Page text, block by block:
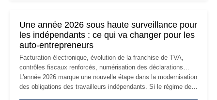
Une année 2026 sous haute surveillance pour
les indépendants : ce qui va changer pour les
auto-entrepreneurs
Facturation électronique, évolution de la franchise de TVA,
contrôles fiscaux renforcés, numérisation des déclarations…
L'année 2026 marque une nouvelle étape dans la modernisation
des obligations des travailleurs indépendants. Si le régime de